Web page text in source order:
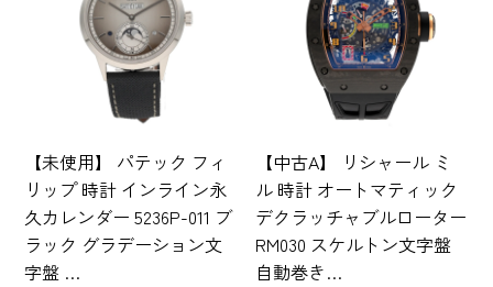
【未使用】 パテック フィ
リップ 時計 インライン永
久カレンダー 5236P-011 ブ
ラック グラデーション文
字盤 …
【中古A】 リシャール ミ
ル 時計 オートマティック
デクラッチャブルローター
RM030 スケルトン文字盤
自動巻き…